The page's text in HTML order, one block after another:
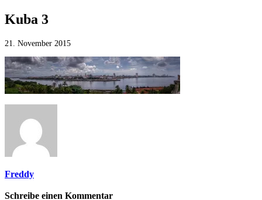
Kuba 3
21. November 2015
Freddy
Schreibe einen Kommentar